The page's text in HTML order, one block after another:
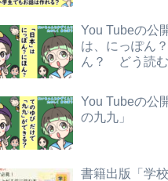
You Tubeの公
は、にっぽん
ん？ どう読む
You Tubeの公
の九九」
書籍出版「学